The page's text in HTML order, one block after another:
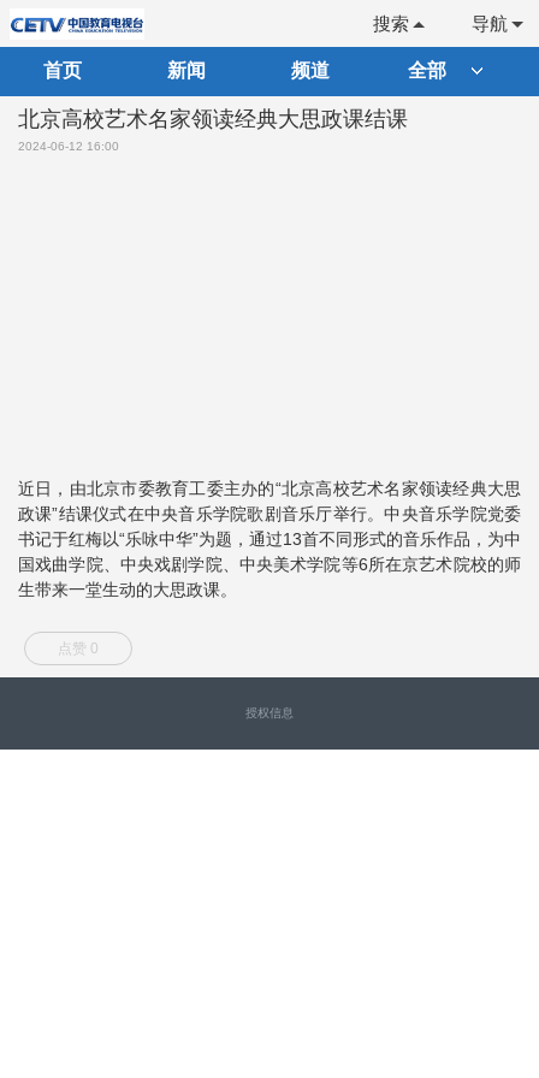
导航
搜索
首页 新闻 频道 全部
北京高校艺术名家领读经典大思政课结课
2024-06-12 16:00
近日，由北京市委教育工委主办的“北京高校艺术名家领读经典大思
政课”结课仪式在中央音乐学院歌剧音乐厅举行。中央音乐学院党委
书记于红梅以“乐咏中华”为题，通过13首不同形式的音乐作品，为中
国戏曲学院、中央戏剧学院、中央美术学院等6所在京艺术院校的师
生带来一堂生动的大思政课。
点赞 0
授权信息